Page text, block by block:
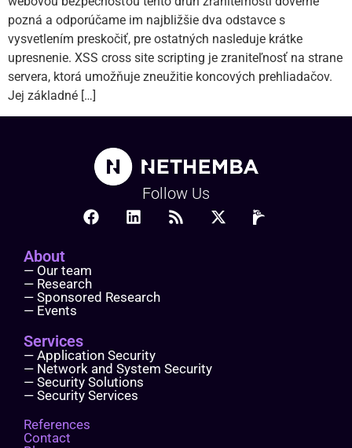
pozná a odporúčame im najbližšie dva odstavce s
vysvetlením preskočiť, pre ostatných nasleduje krátke
upresnenie. XSS cross site scripting je zraniteľnosť na strane
servera, ktorá umožňuje zneužitie koncových prehliadačov.
Jej základné […]
Follow Us
About
— Our team
— Research
— Sponsored Research
— Events
Services
— Application Security
— Network and System Security
— Security Solutions
— Security Services
References
Contact